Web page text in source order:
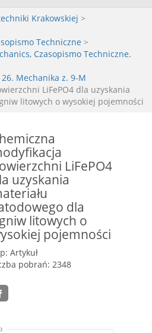
Krakowskiej >
Techniczne >
Czasopismo Techniczne.
Mechanika z. 9-M
LiFePO4 dla uzyskania
litowych o wysokiej pojemności
LiFePO4
uzyskania
dla
litowych o
pojemności
Artykuł
pobrań: 2348